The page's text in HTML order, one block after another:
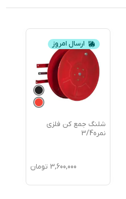
ارسال امروز
شلنگ جمع کن فلزی
نمره3/4
3,600,000 تومان